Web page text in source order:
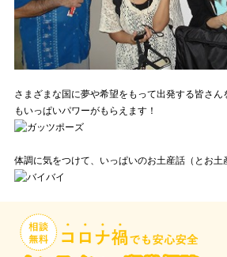
さまざまな国に夢や希望をもって出発する皆さ
もいっぱいパワーがもらえます！
体調に気をつけて、いっぱいのお土産話（とお